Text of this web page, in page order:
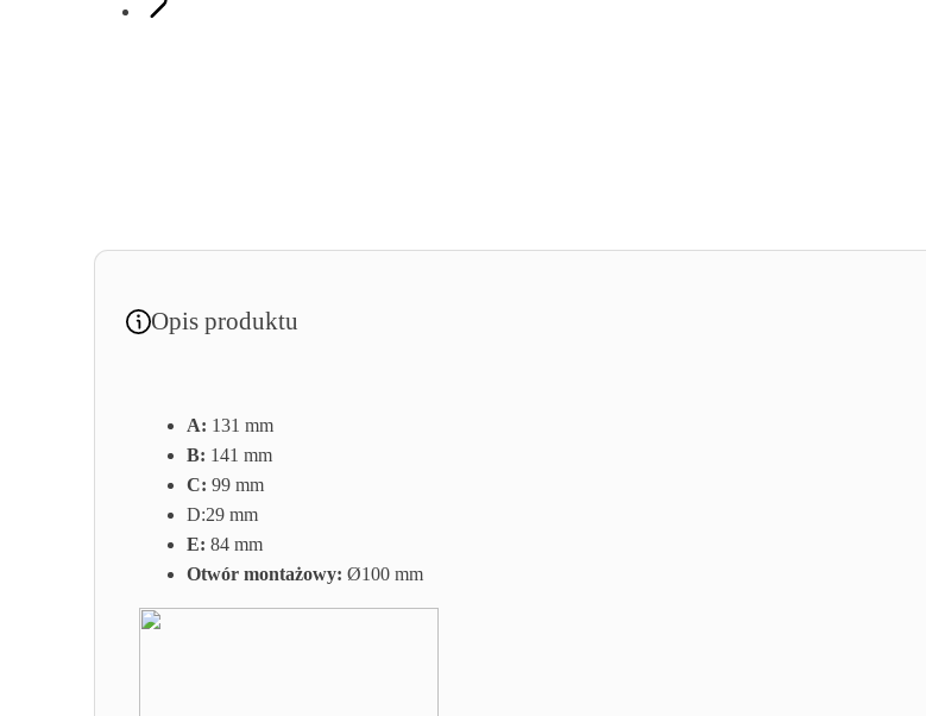
Opis produktu
A: 131 mm
B: 141 mm
C: 99 mm
D:29mm
E: 84 mm
Otwór montażowy: Ø100 mm